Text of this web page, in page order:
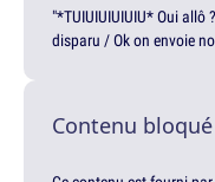
"*TUIUIUIUIUIU* Oui
disparu / Ok on envoie
Contenu